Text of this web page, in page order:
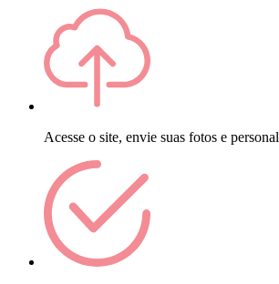
Acesse o site, envie suas fotos e